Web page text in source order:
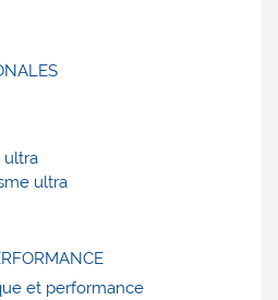
ultra
ultra
et performance